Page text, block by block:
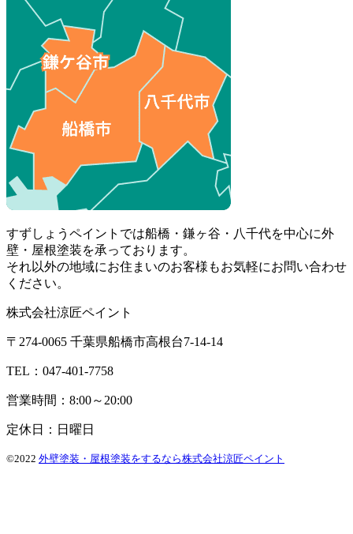
すずしょうペイントでは船橋・鎌ヶ谷・八千代を中心に外
壁・屋根塗装を承っております。
それ以外の地域にお住まいのお客様もお気軽にお問い合わせ
ください。
株式会社涼匠ペイント
〒274-0065 千葉県船橋市高根台7-14-14
TEL：047-401-7758
営業時間：8:00～20:00
定休日：日曜日
©2022 外壁塗装・屋根塗装をするなら株式会社涼匠ペイント